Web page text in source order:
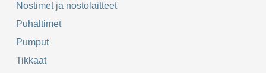
Nostimet ja nostolaitteet
Puhaltimet
Pumput
Tikkaat